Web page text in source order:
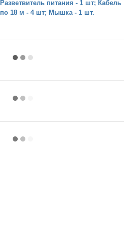
Разветвитель питания - 1 шт; Кабель
по 18 м - 4 шт; Мышка - 1 шт.